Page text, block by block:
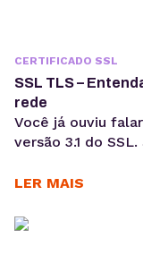
CERTIFICADO SSL
SSL TLS –
rede
Você já ouviu
versão 3.1 do
SSL, mas quanto
tecnologias
LER MAIS